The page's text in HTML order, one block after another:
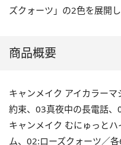
ズクォーツ」の2色を展開し
商品概要
キャンメイク アイカラー
約束、03真夜中の長電話
キャンメイク むにゅっと
ム、02:ローズクォーツ／